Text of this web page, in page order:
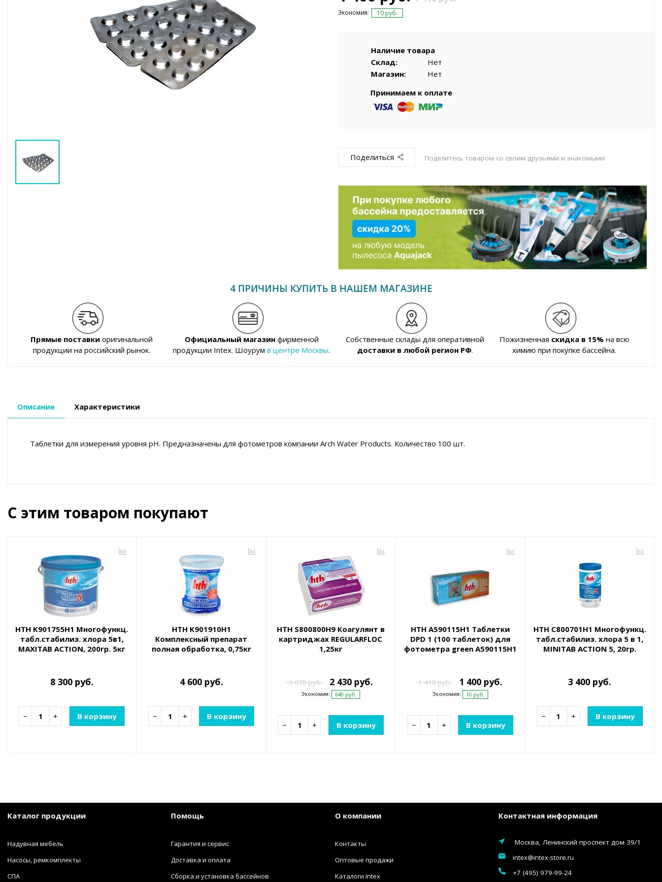
Экономия: 10 руб.
Наличие товара
Склад:
Нет
Магазин:
Нет
Принимаем к оплате
Поделиться Поделитесь товаром со своим друзьями и знакомыми
4 ПРИЧИНЫ КУПИТЬ В НАШЕМ МАГАЗИНЕ
Прямые поставкиоригинальной
продукции на российский рынок.
Официальный магазинфирменной
продукции Intex. Шоурумв центре Москвы.
Собственные склады для оперативной
доставки в любой регион РФ.
Пожизненная скидка в 15% на всю
химию при покупке бассейна.
Описание Характеристики
Таблетки для измерения уровня pH. Предназначены для фотометров компании Arch Water Products. Количество 100 шт.
С этим товаром покупают
HTH K901755H1 Многофункц.
табл.стабилиз. хлора 5в1,
MAXITAB ACTION, 200гр. 5кг
8 300 руб.
− + В корзину
HTH K901910H1
Комплексный препарат
полная обработка, 0,75кг
4 600 руб.
− + В корзину
HTH S800800H9 Коагулянт в
картриджах REGULARFLOC
1,25кг
3 070 руб. 2 430 руб.
Экономия: 640 руб.
− + В корзину
HTH A590115H1 Таблетки
DPD 1 (100 таблеток) для
фотометра green A590115H1
1 410 руб. 1 400 руб.
Экономия: 10 руб.
− + В корзину
HTH C800701H1 Многофункц.
табл.стабилиз. хлора 5 в 1,
MINITAB ACTION 5, 20гр.
3 400 руб.
− + В корзину
Каталог продукции
Надувная мебель
Насосы, ремкомплекты
СПА
Помощь
Гарантия и сервис
Доставка и оплата
Сборка и установка бассейнов
О компании
Контакты
Оптовые продажи
Каталоги Intex
Контактная информация
Москва, Ленинский проспект дом 39/1
intex@intex-store.ru
+7 (495) 979-99-24